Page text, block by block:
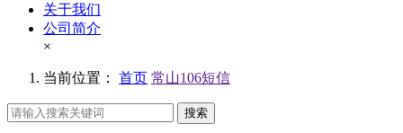
关于我们
公司简介
×
当前位置： 首页 常山106短信
搜索